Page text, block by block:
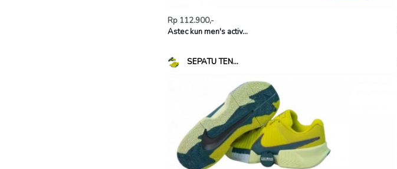
Rp 112.900,-
Astec kun men's activ...
SEPATU TEN...